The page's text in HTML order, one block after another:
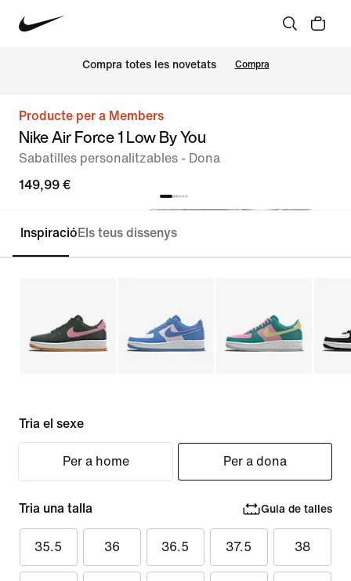
Compra totes les novetats Compra
Producte per a Members
Nike Air Force 1 Low By You
Sabatilles personalitzables - Dona
149,99 €
Personalitza
Inspiració Els teus dissenys
Tria el sexe
Per a home Per a dona
Tria una talla Guia de talles
35.5 36 36.5 37.5 38